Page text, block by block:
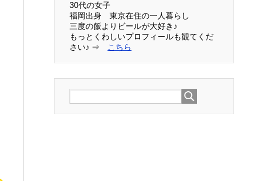
30代の女子
福岡出身 東京在住の一人暮らし
三度の飯よりビールが大好き♪
もっとくわしいプロフィールも観てくだ
さい♪ ⇒
こちら